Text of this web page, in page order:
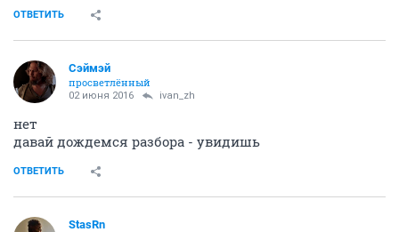
ОТВЕТИТЬ
Сэймэй
просветлённый
02 июня 2016 ivаn_zh
нет
давай дождемся разбора - увидишь
ОТВЕТИТЬ
StasRn